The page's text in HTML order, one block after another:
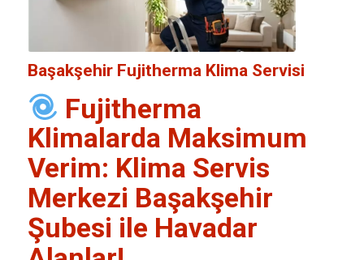
Başakşehir Fujitherma Klima Servisi
Fujitherma
Klimalarda Maksimum
Verim: Klima Servis
Merkezi Başakşehir
Şubesi ile Havadar